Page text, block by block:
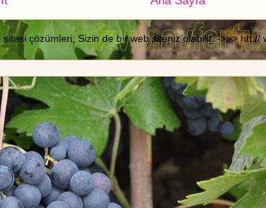
sitesi çözümleri; Sizin de bir web siteniz olabilir. ->>> htt://